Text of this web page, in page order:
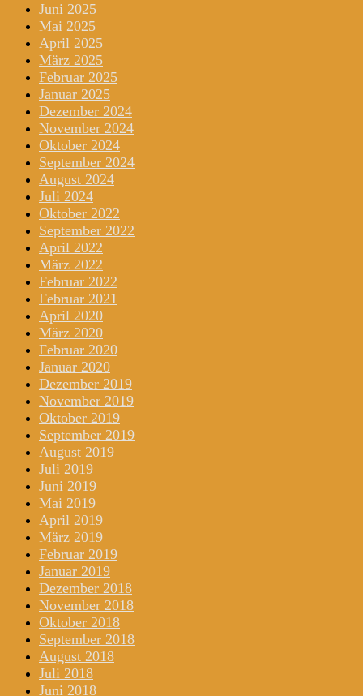
Juni 2025
Mai 2025
April 2025
März 2025
Februar 2025
Januar 2025
Dezember 2024
November 2024
Oktober 2024
September 2024
August 2024
Juli 2024
Oktober 2022
September 2022
April 2022
März 2022
Februar 2022
Februar 2021
April 2020
März 2020
Februar 2020
Januar 2020
Dezember 2019
November 2019
Oktober 2019
September 2019
August 2019
Juli 2019
Juni 2019
Mai 2019
April 2019
März 2019
Februar 2019
Januar 2019
Dezember 2018
November 2018
Oktober 2018
September 2018
August 2018
Juli 2018
Juni 2018